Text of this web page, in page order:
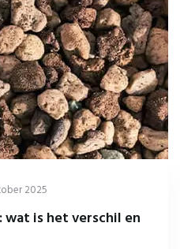
2025
is het verschil en